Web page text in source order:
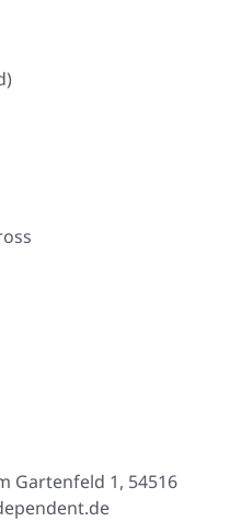
Gartenfeld 1, 54516